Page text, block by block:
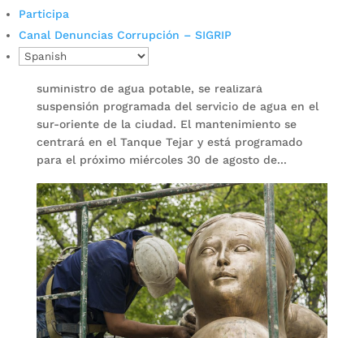
Participa
Canal Denuncias Corrupción – SIGRIP
mantenimiento
porCamila Camacho|Ago 29, 2023
suministro de agua potable, se realizará
suspensión programada del servicio de agua en el
sur-oriente de la ciudad. El mantenimiento se
centrará en el Tanque Tejar y está programado
para el próximo miércoles 30 de agosto de...